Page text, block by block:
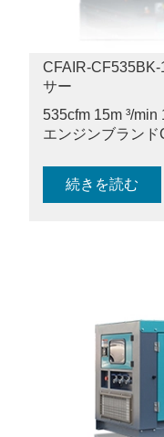
CFAIR-
サー
535cfm 15m ³/min
エンジンブランド
続きを読む